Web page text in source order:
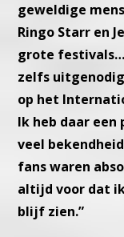
geweldige
Ringo Starr en
grote
zelfs
op het
Ik heb daar een
veel
fans waren
altijd voor dat
blijf zien.”